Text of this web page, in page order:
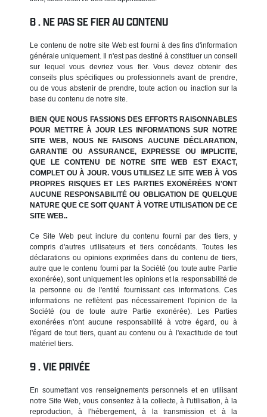
NE PAS SE FIER AU CONTENU
Le contenu de notre site Web est fourni à des fins d'information
générale uniquement. Il n'est pas destiné à constituer un conseil
sur lequel vous devriez vous fier. Vous devez obtenir des
conseils plus spécifiques ou professionnels avant de prendre,
ou de vous abstenir de prendre, toute action ou inaction sur la
base du contenu de notre site.
BIEN QUE NOUS FASSIONS DES EFFORTS RAISONNABLES
POUR METTRE À JOUR LES INFORMATIONS SUR NOTRE
SITE WEB, NOUS NE FAISONS AUCUNE DÉCLARATION,
GARANTIE OU ASSURANCE, EXPRESSE OU IMPLICITE,
QUE LE CONTENU DE NOTRE SITE WEB EST EXACT,
COMPLET OU À JOUR. VOUS UTILISEZ LE SITE WEB À VOS
PROPRES RISQUES ET LES PARTIES EXONÉRÉES N'ONT
AUCUNE RESPONSABILITÉ OU OBLIGATION DE QUELQUE
NATURE QUE CE SOIT QUANT À VOTRE UTILISATION DE CE
SITE WEB..
Ce Site Web peut inclure du contenu fourni par des tiers, y
compris d'autres utilisateurs et tiers concédants. Toutes les
déclarations ou opinions exprimées dans du contenu de tiers,
autre que le contenu fourni par la Société (ou toute autre Partie
exonérée), sont uniquement les opinions et la responsabilité de
la personne ou de l'entité fournissant ces informations. Ces
informations ne reflètent pas nécessairement l'opinion de la
Société (ou de toute autre Partie exonérée). Les Parties
exonérées n'ont aucune responsabilité à votre égard, ou à
l'égard de tout tiers, quant au contenu ou à l'exactitude de tout
matériel tiers.
VIE PRIVÉE
En soumettant vos renseignements personnels et en utilisant
notre Site Web, vous consentez à la collecte, à l'utilisation, à la
reproduction, à l'hébergement, à la transmission et à la